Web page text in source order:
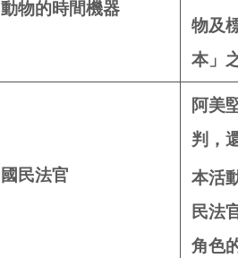
動物的時間機器
物及
本」
國民法官
阿美
判，
本活
民法
角色